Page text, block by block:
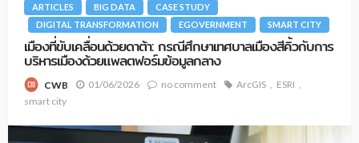
ARTICLES BIG DATA
CASE STUDY
DIGITAL TRANSFORMATION
EGOVERNMENT SMART CITY
เมืองที่ขับเคลื่อนด้วยดาต้า: กรณีศึกษาเทศบาลเมืองสีคิ้วกับการ
บริหารเมืองด้วยแพลตฟอร์มข้อมูลกลาง
CWB 01/06/2026 no comment ArcGIS
ESRI
smart city